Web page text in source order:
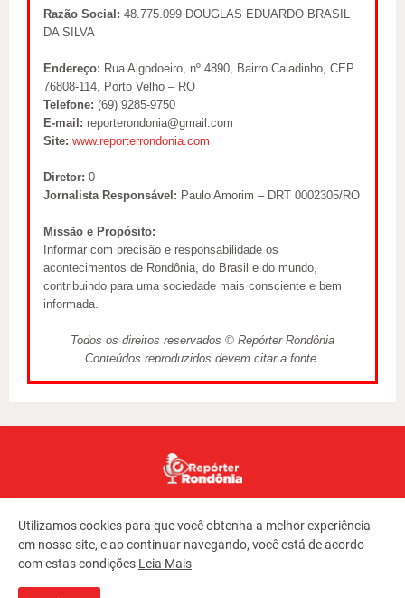
Razão Social: 48.775.099 DOUGLAS EDUARDO BRASIL
DA SILVA
Endereço: Rua Algodoeiro, nº 4890, Bairro Caladinho, CEP
76808-114, Porto Velho – RO
Telefone: (69) 9285-9750
E-mail: reporterondonia@gmail.com
Site: www.reporterrondonia.com
Diretor: 0
Jornalista Responsável: Paulo Amorim – DRT 0002305/RO
Missão e Propósito:
Informar com precisão e responsabilidade os
acontecimentos de Rondônia, do Brasil e do mundo,
contribuindo para uma sociedade mais consciente e bem
informada.
Todos os direitos reservados © Repórter Rondônia
Conteúdos reproduzidos devem citar a fonte.
Utilizamos cookies para que você obtenha a melhor experiência
em nosso site, e ao continuar navegando, você está de acordo
com estas condições Leia Mais